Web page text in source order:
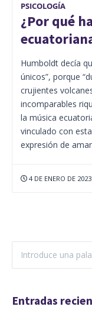
PSICOLOGÍA
¿Por qué
Humboldt decía
únicos”, porque
crujientes
incomparables
la música
vinculado con
expresión de
4 DE ENERO DE 2023
Entradas